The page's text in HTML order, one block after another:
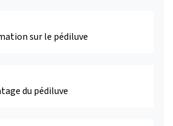
sur le pédiluve
du pédiluve